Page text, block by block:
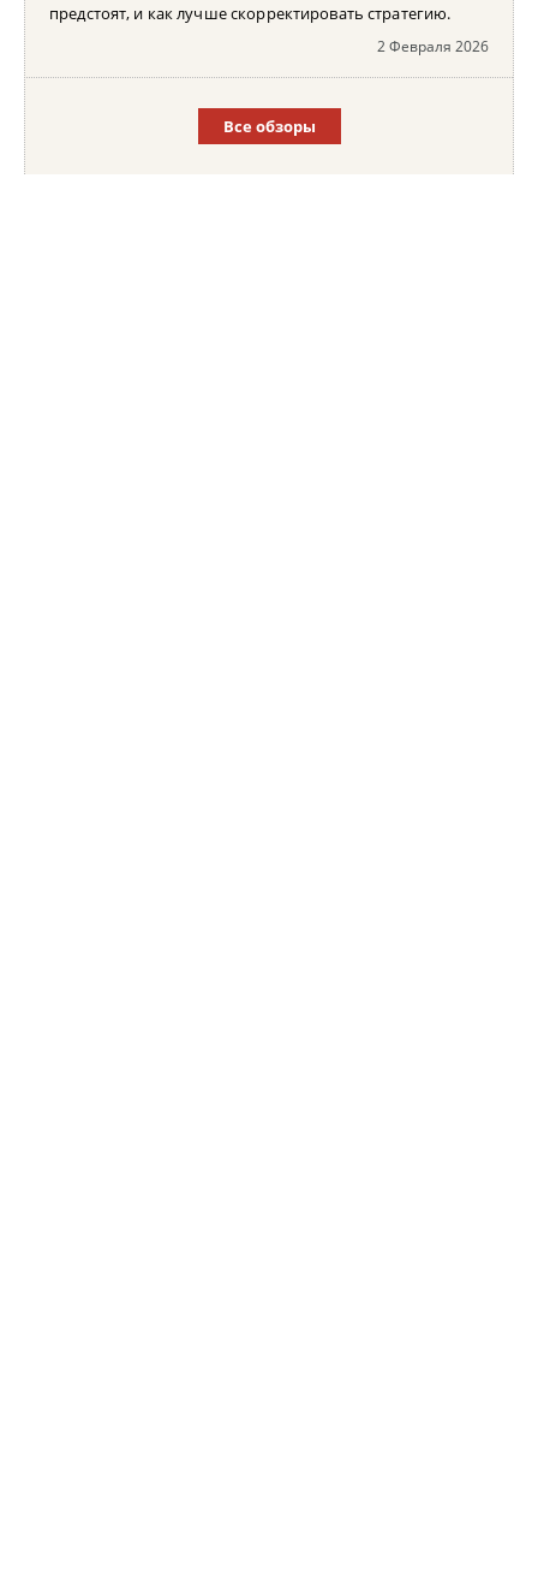
предстоят, и как лучше скорректировать стратегию.
2 Февраля 2026
Все обзоры